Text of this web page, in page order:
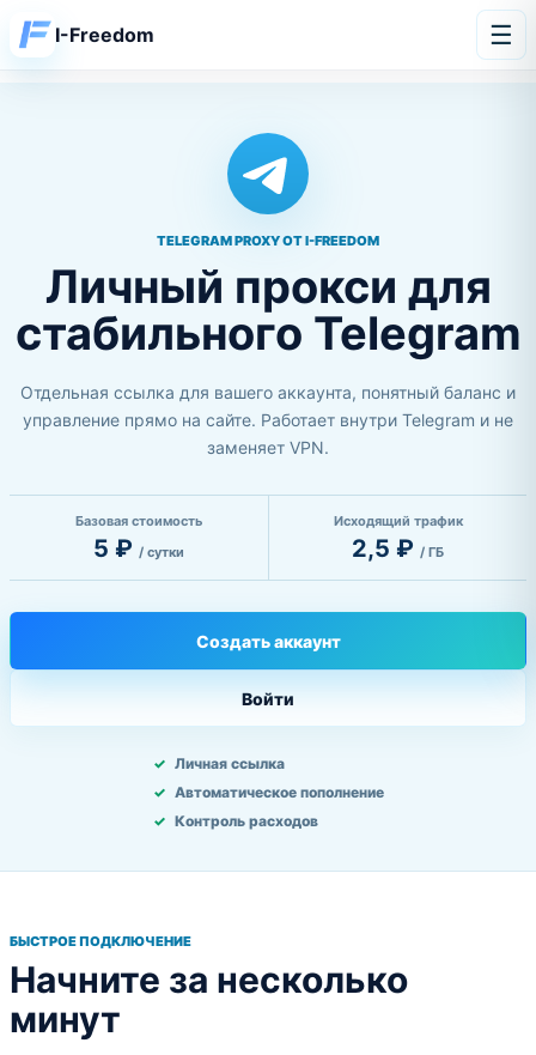
I-Freedom ☰
TELEGRAM PROXY ОТ I-FREEDOM
Личный прокси для
стабильного Telegram
Отдельная ссылка для вашего аккаунта, понятный баланс и
управление прямо на сайте. Работает внутри Telegram и не
заменяет VPN.
Базовая стоимость
5 ₽ / сутки
Исходящий трафик
2,5 ₽ / ГБ
Создать аккаунт
Войти
Личная ссылка
Автоматическое пополнение
Контроль расходов
БЫСТРОЕ ПОДКЛЮЧЕНИЕ
Начните за несколько
минут